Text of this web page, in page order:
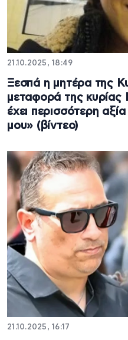
21.10.2025, 18:49
Ξεσπά η μητέρα της
μεταφορά της κυρίας
έχει περισσότερη
μου» (βίντεο)
21.10.2025, 16:17